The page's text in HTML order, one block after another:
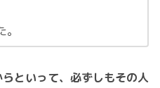
といって、必ずしもその人